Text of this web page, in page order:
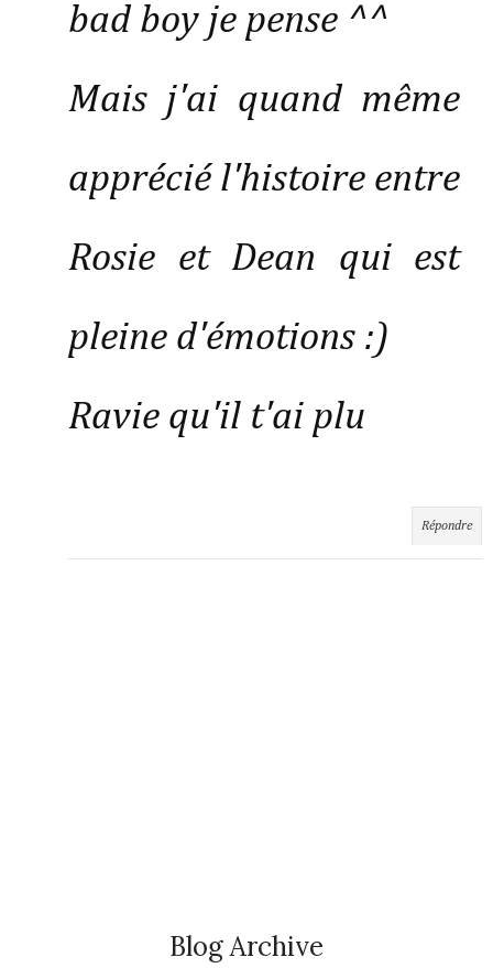
bad boy je pense ^^
Mais j'ai quand même
apprécié l'histoire entre
Rosie et Dean qui est
pleine d'émotions :)
Ravie qu'il t'ai plu
Répondre
Blog Archive